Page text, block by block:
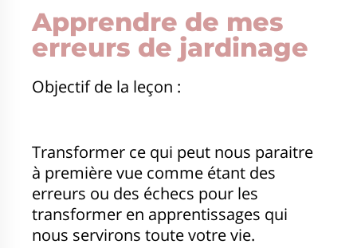
Apprendre de mes
erreurs de jardinage
Objectif de la leçon :
Transformer ce qui peut nous paraitre
à première vue comme étant des
erreurs ou des échecs pour les
transformer en apprentissages qui
nous servirons toute votre vie.